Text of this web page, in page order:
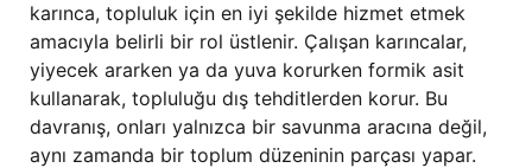
karınca, topluluk için en iyi şekilde hizmet etmek
amacıyla belirli bir rol üstlenir. Çalışan karıncalar,
yiyecek ararken ya da yuva korurken formik asit
kullanarak, topluluğu dış tehditlerden korur. Bu
davranış, onları yalnızca bir savunma aracına değil,
aynı zamanda bir toplum düzeninin parçası yapar.